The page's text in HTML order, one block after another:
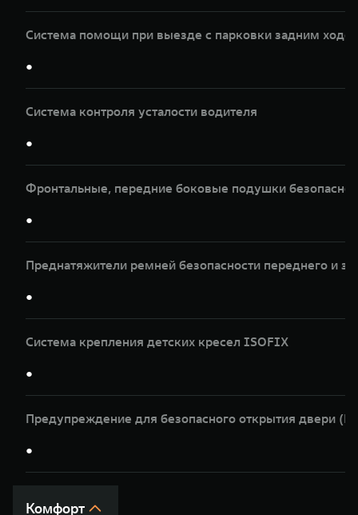
Система помощи при выезде с парковки задним
●
Система контроля усталости водителя
●
Фронтальные, передние боковые подушки
●
Преднатяжители ремней безопасности переднего и
●
Система крепления детских кресел ISOFIX
●
Предупреждение для безопасного открытия двери
●
Комфорт